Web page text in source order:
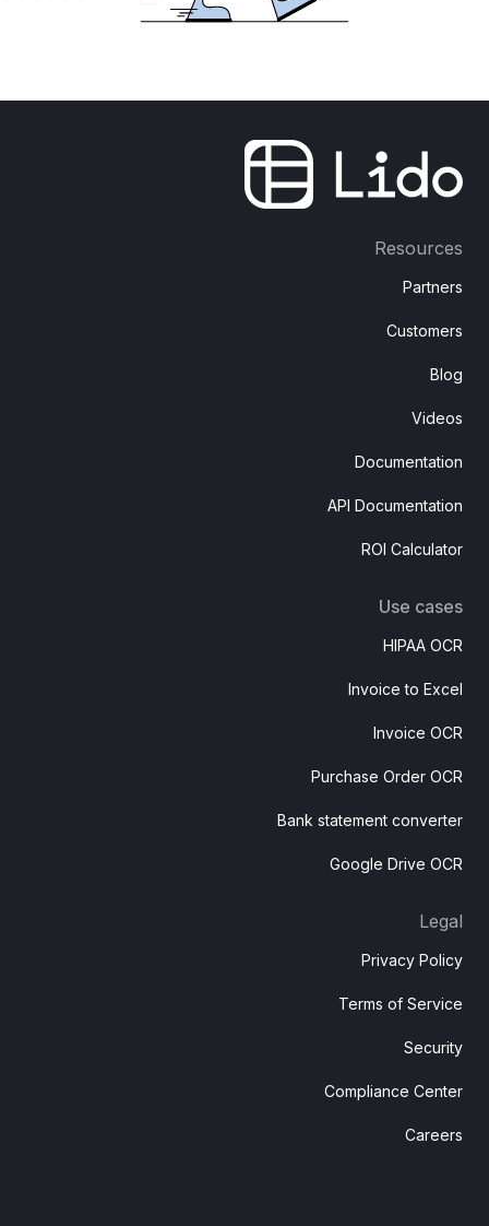
Resources
Partners
Customers
Blog
Videos
Documentation
API Documentation
ROI Calculator
Use cases
HIPAA OCR
Invoice to Excel
Invoice OCR
Purchase Order OCR
Bank statement converter
Google Drive OCR
Legal
Privacy Policy
Terms of Service
Security
Compliance Center
Careers